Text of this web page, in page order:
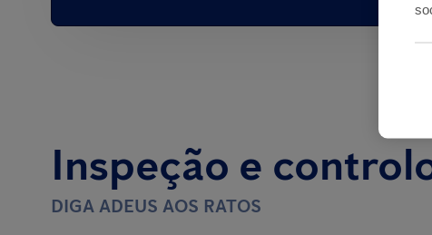
Inspeção e
DIGA ADEUS AOS RATOS